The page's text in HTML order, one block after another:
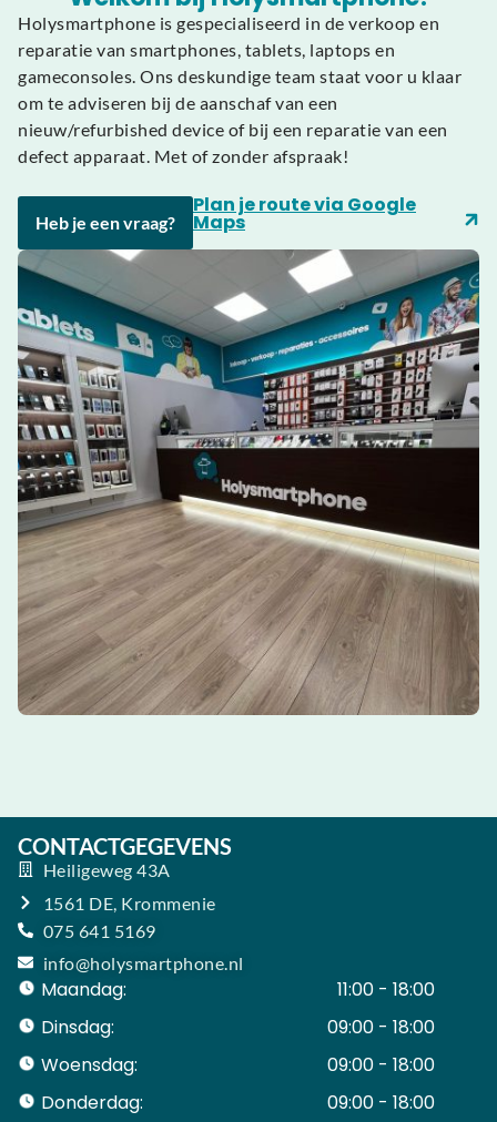
Holysmartphone is gespecialiseerd in de verkoop en
reparatie van smartphones, tablets, laptops en
gameconsoles. Ons deskundige team staat voor u klaar
om te adviseren bij de aanschaf van een
nieuw/refurbished device of bij een reparatie van een
defect apparaat. Met of zonder afspraak!
Heb je een vraag?
Plan je route via Google
Maps
CONTACTGEGEVENS
Heiligeweg 43A
1561 DE, Krommenie
075 641 5169
info@holysmartphone.nl
Maandag:
11:00 - 18:00
Dinsdag:
09:00 - 18:00
Woensdag:
09:00 - 18:00
Donderdag:
09:00 - 18:00